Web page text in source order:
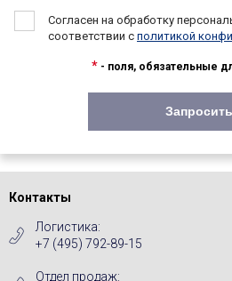
Согласен на обработку
соответствии с политикой
* - поля, обязательные
Контакты
Логистика:
+7 (495) 792-89-15
Отдел продаж: